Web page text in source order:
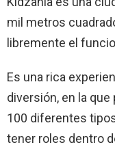
mil metros
libremente el
Es una rica
diversión, en la
100 diferentes
tener roles dentro